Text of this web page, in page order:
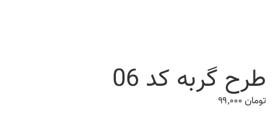
طرح گربه کد 06
تومان